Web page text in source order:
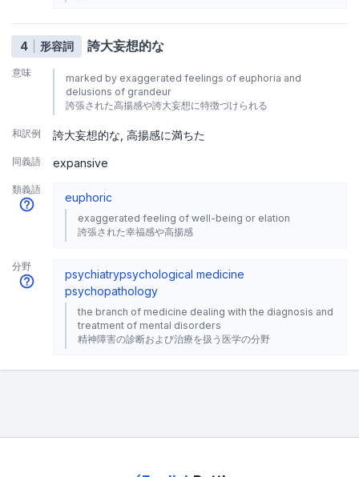
4 形容詞 誇大妄想的な
意味
marked by exaggerated feelings of euphoria and
delusions of grandeur
誇張された高揚感や誇大妄想に特徴づけられる
和訳例 誇大妄想的な 高揚感に満ちた
同義語 expansive
類義語
euphoric
exaggerated feeling of well-being or elation
誇張された幸福感や高揚感
分野
psychiatrypsychological medicine
psychopathology
the branch of medicine dealing with the diagnosis and
treatment of mental disorders
精神障害の診断および治療を扱う医学の分野